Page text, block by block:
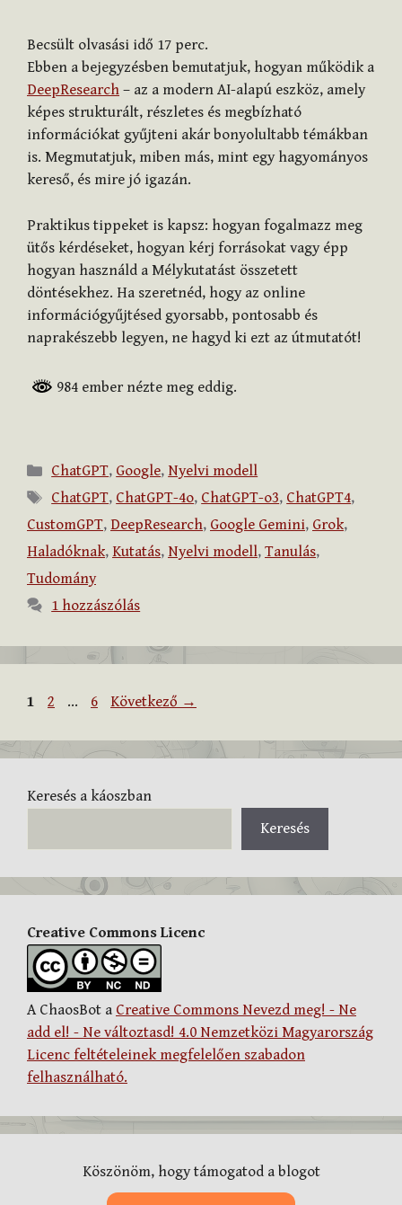
Becsült olvasási idő 17 perc.
Ebben a bejegyzésben bemutatjuk, hogyan működik a
DeepResearch – az a modern AI-alapú eszköz, amely
képes strukturált, részletes és megbízható
információkat gyűjteni akár bonyolultabb témákban
is. Megmutatjuk, miben más, mint egy hagyományos
kereső, és mire jó igazán.
Praktikus tippeket is kapsz: hogyan fogalmazz meg
ütős kérdéseket, hogyan kérj forrásokat vagy épp
hogyan használd a Mélykutatást összetett
döntésekhez. Ha szeretnéd, hogy az online
információgyűjtésed gyorsabb, pontosabb és
naprakészebb legyen, ne hagyd ki ezt az útmutatót!
984 ember nézte meg eddig.
Kategória
ChatGPT, Google, Nyelvi modell
Címkék
ChatGPT, ChatGPT-4o, ChatGPT-o3, ChatGPT4,
CustomGPT, DeepResearch, Google Gemini, Grok,
Haladóknak, Kutatás, Nyelvi modell, Tanulás,
Tudomány
1 hozzászólás
Oldal
1 Oldal
2 … Oldal
6 Következő →
Keresés a káoszban
Keresés
Creative Commons Licenc
A ChaosBot a Creative Commons Nevezd meg! - Ne
add el! - Ne változtasd! 4.0 Nemzetközi Magyarország
Licenc feltételeinek megfelelően szabadon
felhasználható.
Köszönöm, hogy támogatod a blogot